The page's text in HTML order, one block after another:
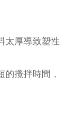
太厚導致塑性
攪拌時間，